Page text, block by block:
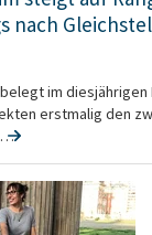
nach
im diesjährigen
erstmalig den